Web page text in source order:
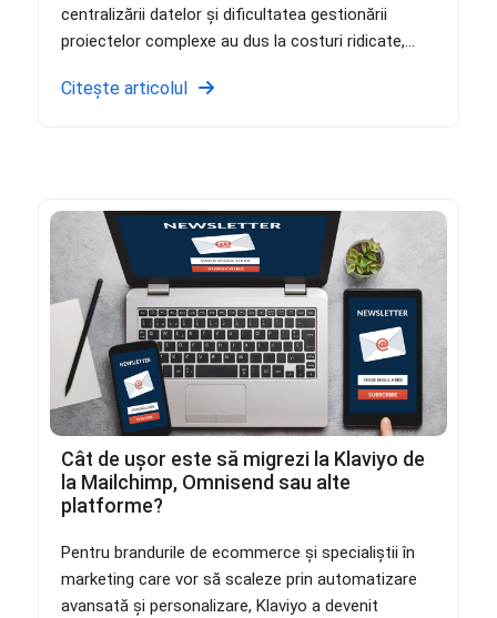
centralizării datelor și dificultatea gestionării
proiectelor complexe au dus la costuri ridicate,...
Citește articolul
Cât de ușor este să migrezi la Klaviyo de
la Mailchimp, Omnisend sau alte
platforme?
Pentru brandurile de ecommerce și specialiștii în
marketing care vor să scaleze prin automatizare
avansată și personalizare, Klaviyo a devenit